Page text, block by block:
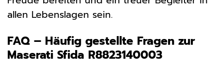
allen Lebenslagen sein.
FAQ – Häufig gestellte Fragen zur
Maserati Sfida R8823140003